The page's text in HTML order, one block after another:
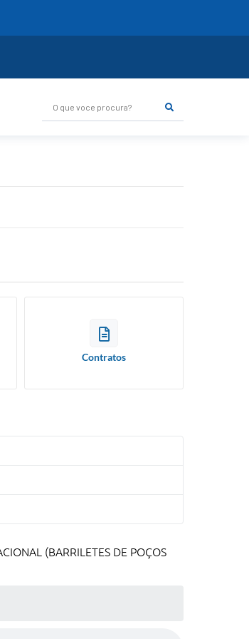
O que voce procura?
Contratos
(BARRILETES DE POÇOS